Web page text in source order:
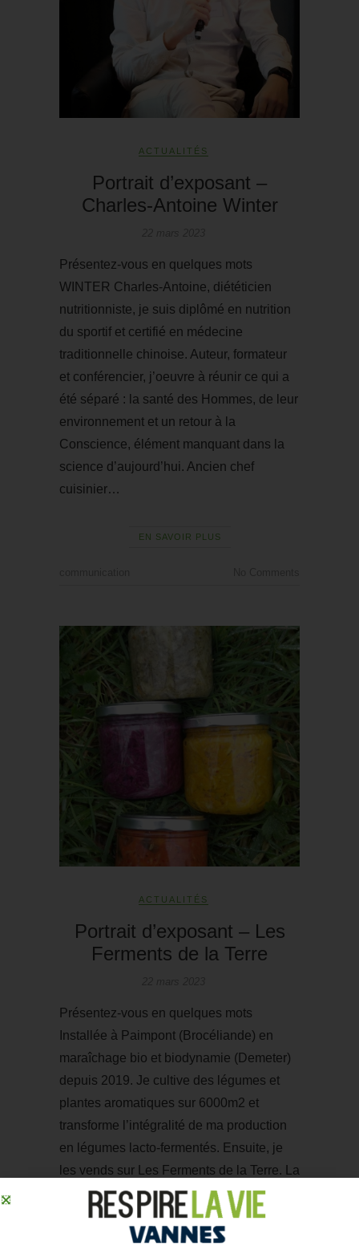
ACTUALITÉS
Portrait d’exposant –
Charles-Antoine Winter
Présentez-vous en quelques mots
WINTER Charles-Antoine, diététicien
nutritionniste, je suis diplômé en nutrition
du sportif et certifié en médecine
traditionnelle chinoise. Auteur, formateur
et conférencier, j’oeuvre à réunir ce qui a
été séparé : la santé des Hommes, de leur
environnement et un retour à la
Conscience, élément manquant dans la
science d’aujourd’hui. Ancien chef
cuisinier…
EN SAVOIR PLUS
ACTUALITÉS
Portrait d’exposant – Les
Ferments de la Terre
Présentez-vous en quelques mots
Installée à Paimpont (Brocéliande) en
maraîchage bio et biodynamie (Demeter)
depuis 2019. Je cultive des légumes et
plantes aromatiques sur 6000m2 et
transforme l’intégralité de ma production
en légumes lacto-fermentés. Ensuite, je
les vends sur Les Ferments de la Terre. La
lacto-fermentation est un procédé de
conservation très ancien qui ne…